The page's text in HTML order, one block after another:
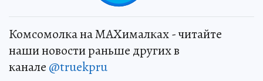
Комсомолка на MAXималках - читайте
наши новости раньше других в
канале @truekpru